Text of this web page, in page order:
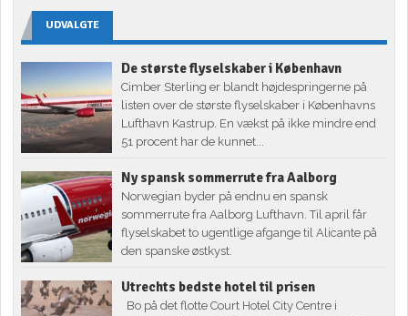
UDVALGTE
De største flyselskaber i København
Cimber Sterling er blandt højdespringerne på
listen over de største flyselskaber i Københavns
Lufthavn Kastrup. En vækst på ikke mindre end
51 procent har de kunnet...
Ny spansk sommerrute fra Aalborg
Norwegian byder på endnu en spansk
sommerrute fra Aalborg Lufthavn. Til april får
flyselskabet to ugentlige afgange til Alicante på
den spanske østkyst.
Utrechts bedste hotel til prisen
Bo på det flotte Court Hotel City Centre i